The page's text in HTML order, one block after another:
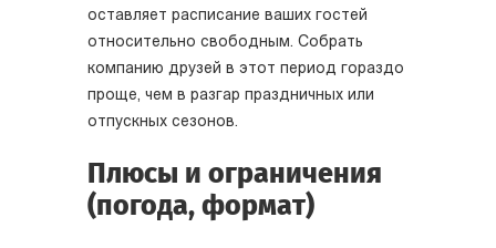
оставляет расписание ваших гостей
относительно свободным. Собрать
компанию друзей в этот период гораздо
проще, чем в разгар праздничных или
отпускных сезонов.
Плюсы и ограничения
(погода, формат)